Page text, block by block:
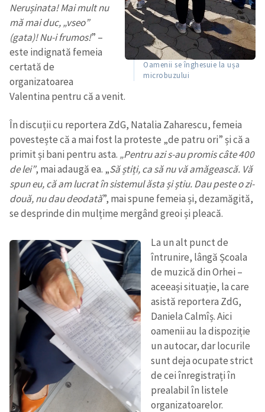
Trimite o informație
Despre ZdG
in English
на русском
Oamenii se înghesuie la ușa
microbuzului
Nerușinata! Mai mult nu
mă mai duc, „vseo”
(gata)! Nu-i frumos!” –
este indignată femeia
certată de
organizatoarea
Valentina pentru că a venit.
În discuții cu reportera ZdG, Natalia Zaharescu, femeia
povestește că a mai fost la proteste „de patru ori” și că a
primit și bani pentru asta. „Pentru azi s-au promis câte 400
de lei”, mai adaugă ea. „Să știți, ca să nu vă amăgească. Vă
spun eu, că am lucrat în sistemul ăsta și știu. Dau peste o zi-
două, nu dau deodată”, mai spune femeia și, dezamăgită,
se desprinde din mulțime mergând greoi și pleacă.
La un alt punct de
întrunire, lângă Școala
de muzică din Orhei –
aceeași situație, la care
asistă reportera ZdG,
Daniela Calmîș. Aici
oamenii au la dispoziție
un autocar, dar locurile
sunt deja ocupate strict
de cei înregistrați în
prealabil în listele
organizatoarelor.